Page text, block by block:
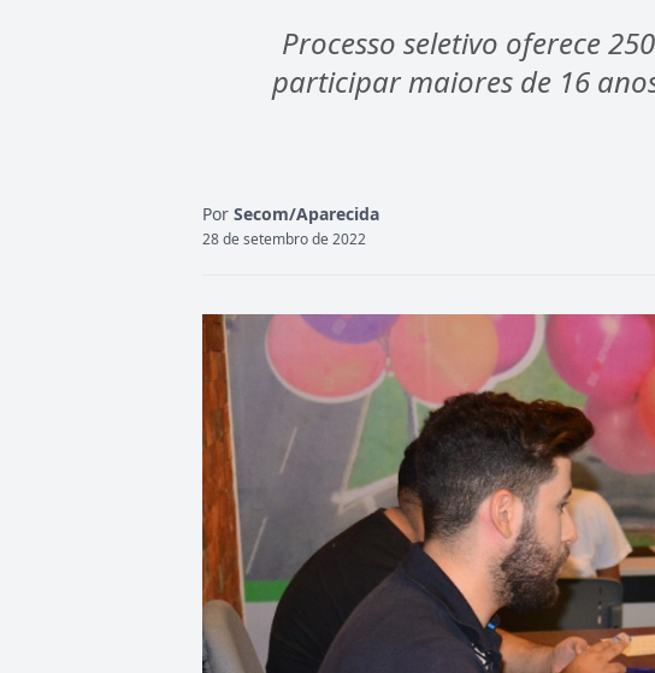
Processo seletivo oferece
participar maiores de 16
Por Secom/Aparecida
28 de setembro de 2022